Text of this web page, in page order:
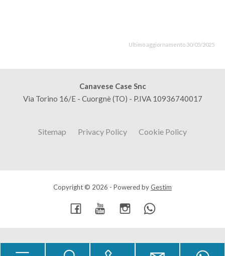
Ultimo aggiornamento 30/05/2025
Canavese Case Snc
Via Torino 16/E - Cuorgnè (TO) - P.IVA 10936740017
Sitemap Privacy Policy Cookie Policy
Copyright © 2026 - Powered byGestim